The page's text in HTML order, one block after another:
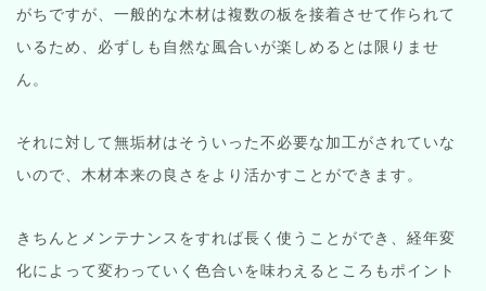
がちですが、一般的な木材は複数の板を接着させて作られて
いるため、必ずしも自然な風合いが楽しめるとは限りませ
ん。
それに対して無垢材はそういった不必要な加工がされていな
いので、木材本来の良さをより活かすことができます。
きちんとメンテナンスをすれば長く使うことができ、経年変
化によって変わっていく色合いを味わえるところもポイント